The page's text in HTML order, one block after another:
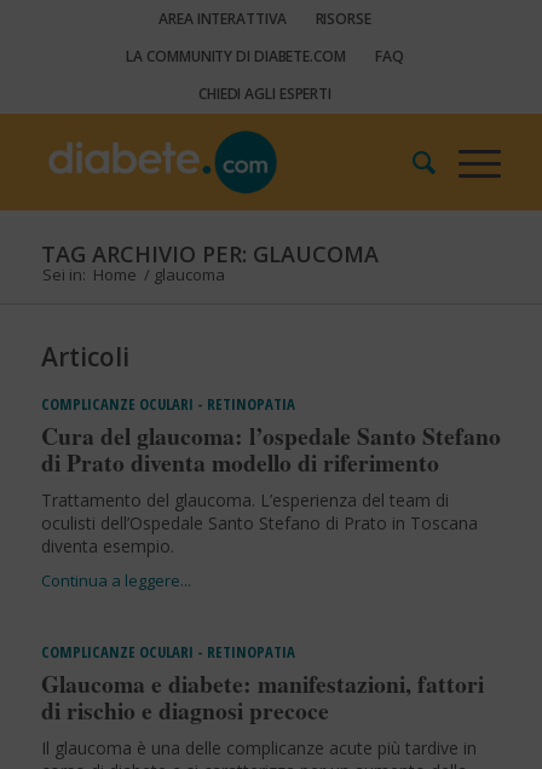
AREA INTERATTIVA
RISORSE
LA COMMUNITY DI DIABETE.COM
FAQ
CHIEDI AGLI ESPERTI
TAG ARCHIVIO PER: GLAUCOMA
Sei in: Home / glaucoma
Articoli
COMPLICANZE OCULARI - RETINOPATIA
Cura del glaucoma: l’ospedale Santo Stefano
di Prato diventa modello di riferimento
Trattamento del glaucoma. L’esperienza del team di
oculisti dell’Ospedale Santo Stefano di Prato in Toscana
diventa esempio.
COMPLICANZE OCULARI - RETINOPATIA
Glaucoma e diabete: manifestazioni, fattori
di rischio e diagnosi precoce
Il glaucoma è una delle complicanze acute più tardive in